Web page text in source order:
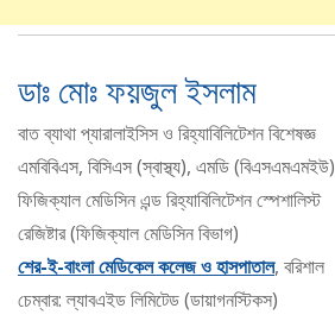
ডাঃ মোঃ ফয়জুল ইসলাম
বাত ব্যাথা প্যারালাইসিস ও রিহ্যাবিলিটেশন বিশেষজ্ঞ
এমবিবিএস, বিসিএস (স্বাস্থ্য), এমডি (বিএসএমএমইউ)
ফিজিক্যাল মেডিসিন এন্ড রিহ্যাবিলিটেশন স্পেশালিস্ট
রেজিষ্টার (ফিজিক্যাল মেডিসিন বিভাগ)
শের-ই-বাংলা মেডিকেল কলেজ ও হাসপাতাল, বরিশাল
চেম্বার: ল্যাবএইড লিমিটেড (ডায়াগনস্টিকস)